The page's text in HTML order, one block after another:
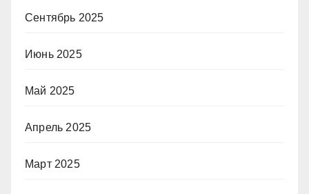
Сентябрь 2025
Июнь 2025
Май 2025
Апрель 2025
Март 2025